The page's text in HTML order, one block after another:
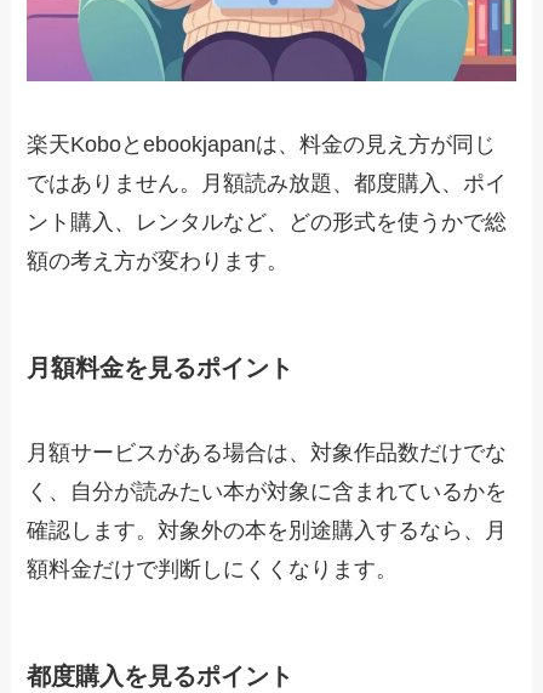
楽天Koboとebookjapanは、料金の見え方が同じ
ではありません。月額読み放題、都度購入、ポイ
ント購入、レンタルなど、どの形式を使うかで総
額の考え方が変わります。
月額料金を見るポイント
月額サービスがある場合は、対象作品数だけでな
く、自分が読みたい本が対象に含まれているかを
確認します。対象外の本を別途購入するなら、月
額料金だけで判断しにくくなります。
都度購入を見るポイント